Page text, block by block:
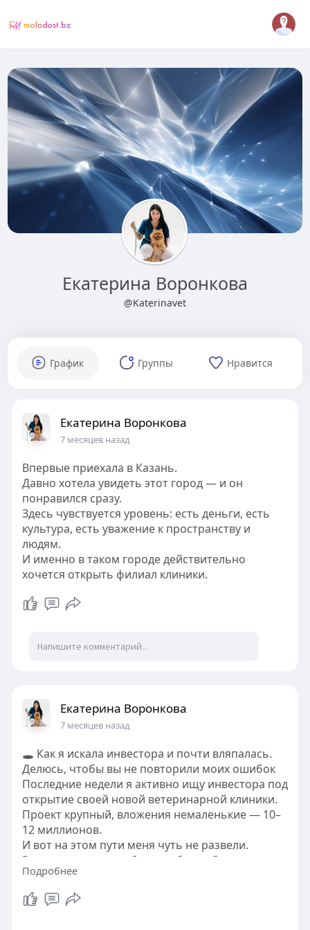
Екатерина Воронкова
@Katerinavet
График Группы Нравится
Екатерина Воронкова
7 месяцев назад
Впервые приехала в Казань.
Давно хотела увидеть этот город — и он
понравился сразу.
Здесь чувствуется уровень: есть деньги, есть
культура, есть уважение к пространству и
людям.
И именно в таком городе действительно
хочется открыть филиал клиники.
Екатерина Воронкова
7 месяцев назад
🕳️ Как я искала инвестора и почти вляпалась.
Делюсь, чтобы вы не повторили моих ошибок
Последние недели я активно ищу инвестора под
открытие своей новой ветеринарной клиники.
Проект крупный, вложения немаленькие — 10–
12 миллионов.
И вот на этом пути меня чуть не развели.
Рассказываю подробно, чтобы вы были
осторожнее, чем я.
🔍 Мне позвонила некая компания, обещающая
“приводить инвесторов”
Подробнее